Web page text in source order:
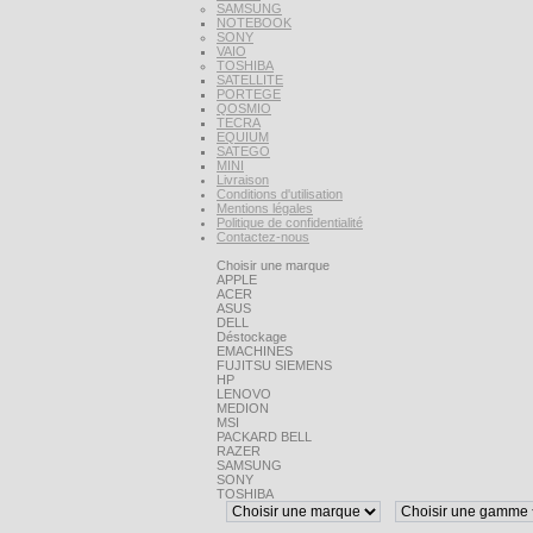
SAMSUNG
NOTEBOOK
SONY
VAIO
TOSHIBA
SATELLITE
PORTEGE
QOSMIO
TECRA
EQUIUM
SATEGO
MINI
Livraison
Conditions d'utilisation
Mentions légales
Politique de confidentialité
Contactez-nous
Choisir une marque
APPLE
ACER
ASUS
DELL
Déstockage
EMACHINES
FUJITSU SIEMENS
HP
LENOVO
MEDION
MSI
PACKARD BELL
RAZER
SAMSUNG
SONY
TOSHIBA